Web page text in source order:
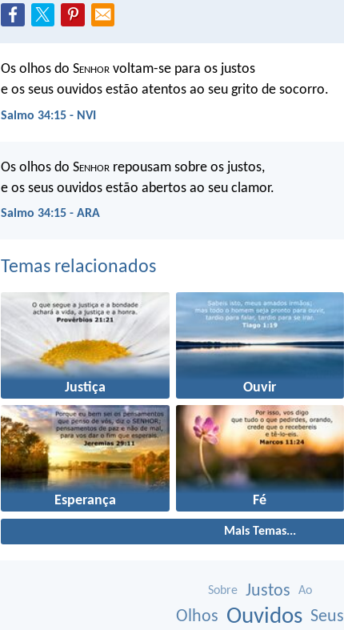
Os olhos do Senhor voltam-se para os justos
e os seus ouvidos estão atentos ao seu grito de socorro.
Salmo 34:15 - NVI
Os olhos do Senhor repousam sobre os justos,
e os seus ouvidos estão abertos ao seu clamor.
Salmo 34:15 - ARA
Temas relacionados
Justiça Ouvir
Esperança Fé
Mais Temas...
Sobre Justos Ao
Olhos Ouvidos Seus